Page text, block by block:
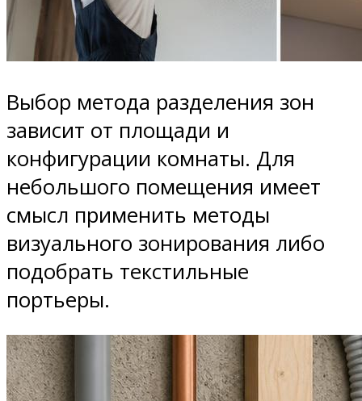
Выбор метода разделения зон
зависит от площади и
конфигурации комнаты. Для
небольшого помещения имеет
смысл применить методы
визуального зонирования либо
подобрать текстильные
портьеры.